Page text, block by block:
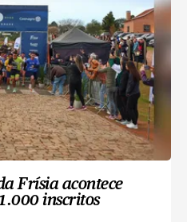
Frísia acontece
inscritos